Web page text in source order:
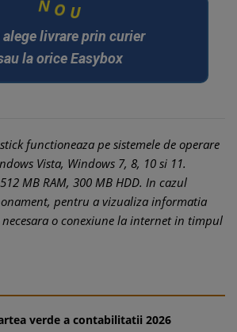
N O U
livrare prin curier
la orice Easybox
functioneaza pe sistemele de operare
Vista, Windows 7, 8, 10 si 11.
MB RAM, 300 MB HDD. In cazul
pentru a vizualiza informatia
o conexiune la internet in timpul
verde a contabilitatii 2026